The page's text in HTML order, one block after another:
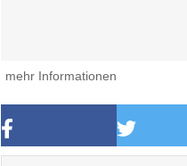
mehr Informationen